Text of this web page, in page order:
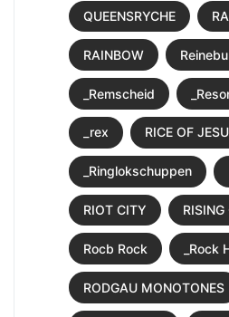
QUEENSRYCHE
RAINBOW
_Remscheid
_rex RICE OF
_Ringlokschuppen
RIOT CITY RISING
Rocb Rock _Rock
RODGAU MONOTONES